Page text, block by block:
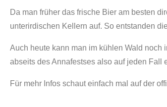
Da man früher das frische Bier am besten
unterirdischen Kellern auf. So entstanden
Auch heute kann man im kühlen Wald
abseits des Annafestses also auf jeden Fall
Für mehr Infos schaut einfach mal auf der